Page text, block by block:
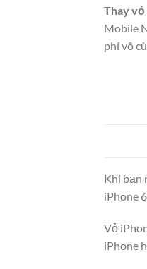
Thay vỏ
Mobile
phí vô
Khi bạn
iPhone
Vỏ
iPhone